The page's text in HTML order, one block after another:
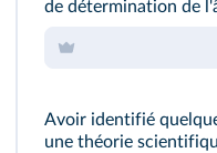
de détermination de
Avoir identifié
une théorie